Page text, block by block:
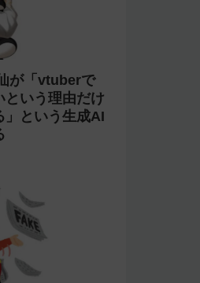
が「vtuberで
という理由だけ
」という生成AI